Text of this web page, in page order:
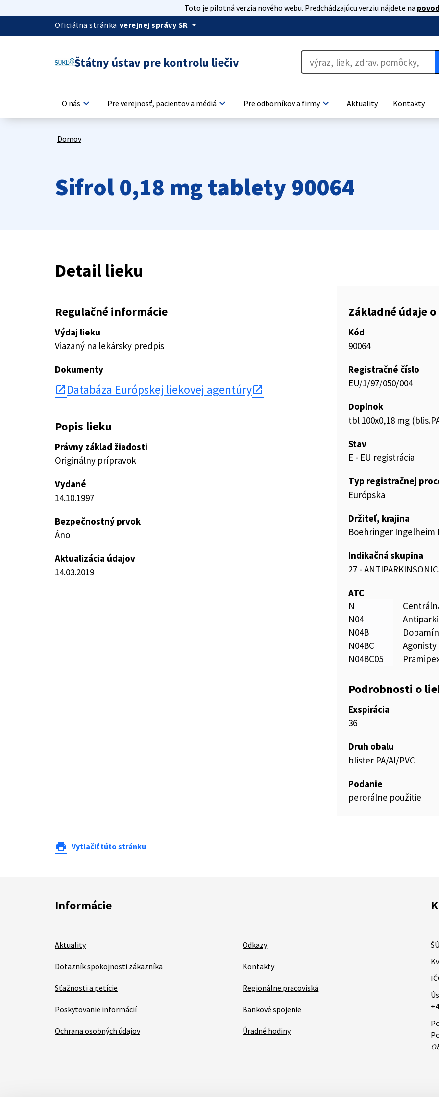
Toto je pilotná verzia nového webu. Predchádzajúcu verziu nájdete na
Oficiálna stránka verejnej správy SR arrow_drop_down
Štátny ústav pre kontrolu liečiv
O nás keyboard_arrow_down Pre verejnosť, pacientov a médiá keyboard_arrow_down Pre odborníkov a firmykeyboard_arrow_down Aktuality Kontakty
Domov
Sifrol 0,18 mg tablety 90064
Detail lieku
Regulačné informácie
Výdaj lieku
Viazaný na lekársky predpis
Dokumenty
open_in_new Databáza Európskej liekovej agentúry
Popis lieku
Právny základ žiadosti
Originálny prípravok
Vydané
14.10.1997
Bezpečnostný prvok
Áno
Aktualizácia údajov
14.03.2019
Základné údaje
Kód
90064
Registračné číslo
EU/1/97/050/004
Doplnok
tbl 100x0,18 mg
Stav
E - EU registrácia
Typ registračnej
Európska
Držiteľ, krajina
Boehringer
Indikačná skupina
27 -
ATC
N
N04
N04B
N04BC
N04BC05
Podrobnosti o
Exspirácia
36
Druh obalu
blister PA/Al/PVC
Podanie
perorálne použitie
print Vytlačiť túto stránku
Informácie
Aktuality
Dotazník spokojnosti zákazníka
Sťažnosti a petície
Poskytovanie informácií
Ochrana osobných údajov
Odkazy
Kontakty
Regionálne pracoviská
Bankové spojenie
Úradné hodiny